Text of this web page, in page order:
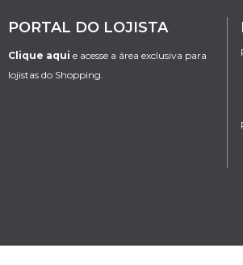
PORTAL DO LOJISTA
Clique aqui e acesse a área exclusiva para
lojistas do Shopping.